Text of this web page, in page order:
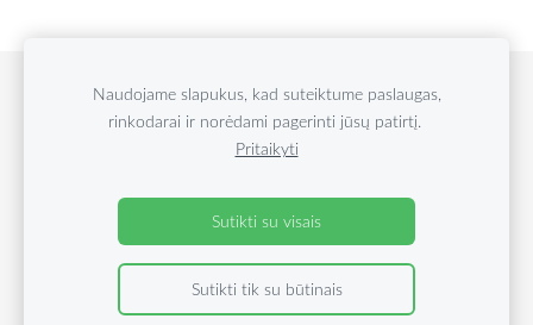
Slapukai
Socialinė erdvė
Naudojame slapukus, kad suteiktume paslaugas,
rinkodarai ir norėdami pagerinti jūsų patirtį.
Pritaikyti
Sutikti su visais
Sutikti tik su būtinais